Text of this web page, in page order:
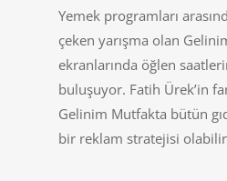
Yemek programları
çeken yarışma olan
ekranlarında öğlen
buluşuyor. Fatih Ürek’in
Gelinim Mutfakta bütün
bir reklam stratejisi